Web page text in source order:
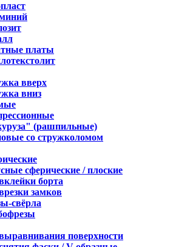
платы
вверх
вниз
(рашпильные)
со стружколомом
сферические / плоские
борта
замков
свёрла
поверхности